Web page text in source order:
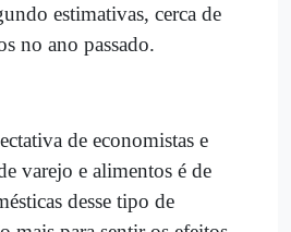
estimativas, cerca de
no ano passado.
de economistas e
varejo e alimentos é de
desse tipo de